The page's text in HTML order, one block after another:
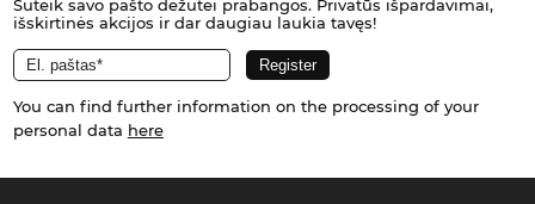
Suteik savo pašto dėžutei prabangos. Privatūs išpardavimai,
išskirtinės akcijos ir dar daugiau laukia tavęs!
You can find further information on the processing of your
personal data here